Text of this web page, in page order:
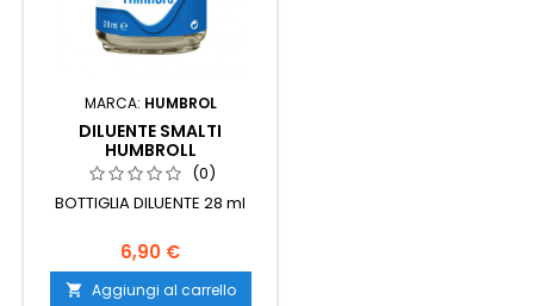
MARCA: HUMBROL
DILUENTE SMALTI
HUMBROLL
(0)
BOTTIGLIA DILUENTE 28 ml
6,90 €
 Aggiungi al carrello